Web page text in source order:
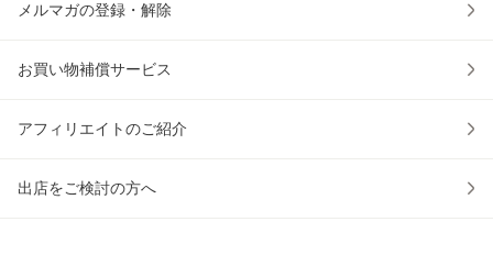
メルマガの登録・解除
お買い物補償サービス
アフィリエイトのご紹介
出店をご検討の方へ